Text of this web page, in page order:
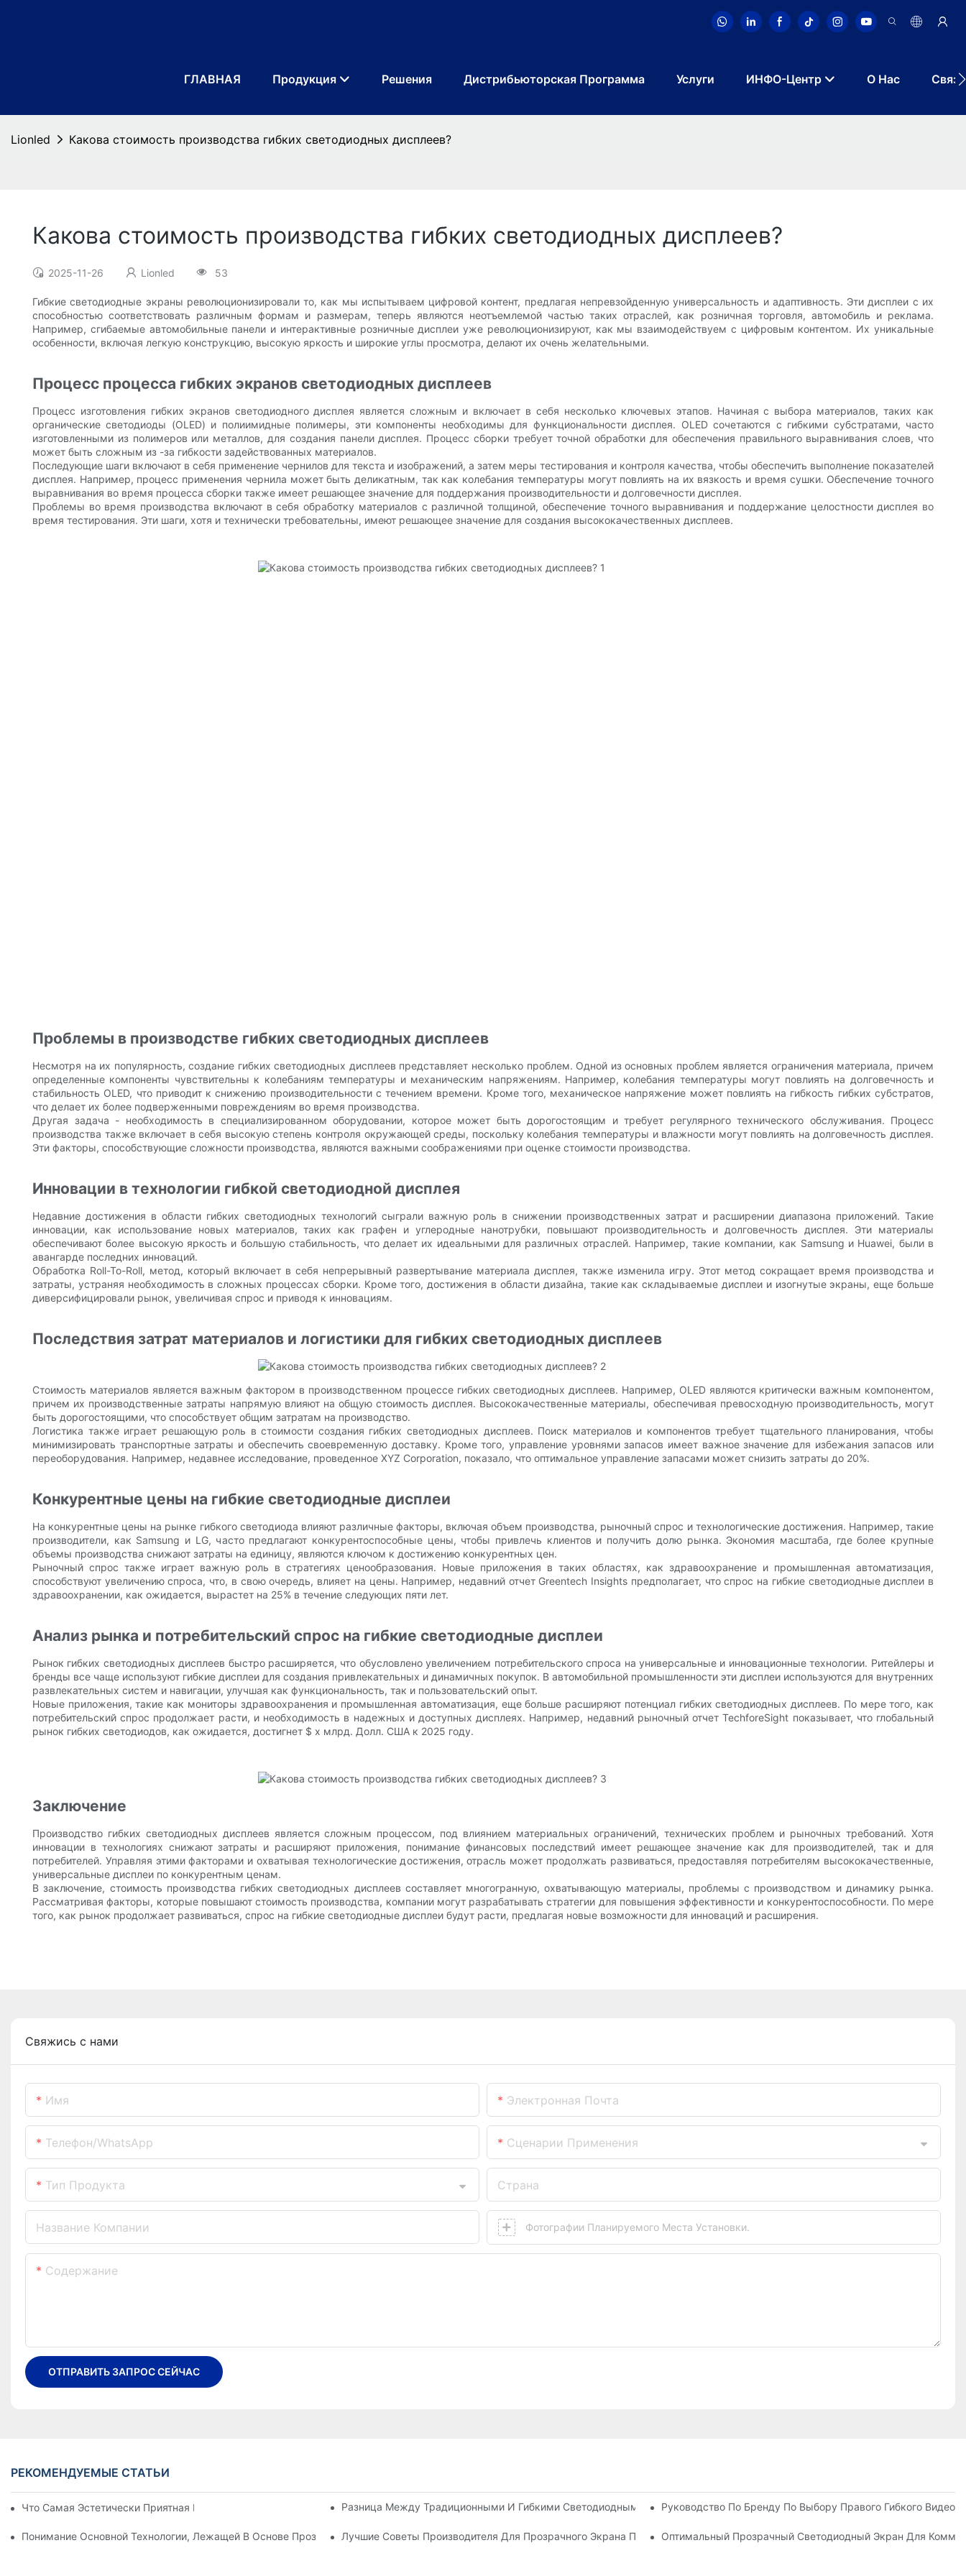
ГЛАВНАЯ Продукция Решения Дистрибьюторская Программа Услуги ИНФО-Центр О Нас
Lionled Какова стоимость производства гибких светодиодных дисплеев?
Какова стоимость производства гибких светодиодных дисплеев?
2025-11-26 Lionled 53
Гибкие светодиодные экраны революционизировали то, как мы испытываем цифровой контент, предлагая непревзойденную универсальность и адаптивность. Эти дисплеи с их
способностью соответствовать различным формам и размерам, теперь являются неотъемлемой частью таких отраслей, как розничная торговля, автомобиль и реклама.
Например, сгибаемые автомобильные панели и интерактивные розничные дисплеи уже революционизируют, как мы взаимодействуем с цифровым контентом. Их уникальные
особенности, включая легкую конструкцию, высокую яркость и широкие углы просмотра, делают их очень желательными.
Процесс процесса гибких экранов светодиодных дисплеев
Процесс изготовления гибких экранов светодиодного дисплея является сложным и включает в себя несколько ключевых этапов. Начиная с выбора материалов, таких как
органические светодиоды (OLED) и полиимидные полимеры, эти компоненты необходимы для функциональности дисплея. OLED сочетаются с гибкими субстратами, часто
изготовленными из полимеров или металлов, для создания панели дисплея. Процесс сборки требует точной обработки для обеспечения правильного выравнивания слоев, что
может быть сложным из -за гибкости задействованных материалов.
Последующие шаги включают в себя применение чернилов для текста и изображений, а затем меры тестирования и контроля качества, чтобы обеспечить выполнение показателей
дисплея. Например, процесс применения чернила может быть деликатным, так как колебания температуры могут повлиять на их вязкость и время сушки. Обеспечение точного
выравнивания во время процесса сборки также имеет решающее значение для поддержания производительности и долговечности дисплея.
Проблемы во время производства включают в себя обработку материалов с различной толщиной, обеспечение точного выравнивания и поддержание целостности дисплея во
время тестирования. Эти шаги, хотя и технически требовательны, имеют решающее значение для создания высококачественных дисплеев.
Проблемы в производстве гибких светодиодных дисплеев
Несмотря на их популярность, создание гибких светодиодных дисплеев представляет несколько проблем. Одной из основных проблем является ограничения материала, причем
определенные компоненты чувствительны к колебаниям температуры и механическим напряжениям. Например, колебания температуры могут повлиять на долговечность и
стабильность OLED, что приводит к снижению производительности с течением времени. Кроме того, механическое напряжение может повлиять на гибкость гибких субстратов,
что делает их более подверженными повреждениям во время производства.
Другая задача - необходимость в специализированном оборудовании, которое может быть дорогостоящим и требует регулярного технического обслуживания. Процесс
производства также включает в себя высокую степень контроля окружающей среды, поскольку колебания температуры и влажности могут повлиять на долговечность дисплея.
Эти факторы, способствующие сложности производства, являются важными соображениями при оценке стоимости производства.
Инновации в технологии гибкой светодиодной дисплея
Недавние достижения в области гибких светодиодных технологий сыграли важную роль в снижении производственных затрат и расширении диапазона приложений. Такие
инновации, как использование новых материалов, таких как графен и углеродные нанотрубки, повышают производительность и долговечность дисплея. Эти материалы
обеспечивают более высокую яркость и большую стабильность, что делает их идеальными для различных отраслей. Например, такие компании, как Samsung и Huawei, были в
авангарде последних инноваций.
Обработка Roll-To-Roll, метод, который включает в себя непрерывный развертывание материала дисплея, также изменила игру. Этот метод сокращает время производства и
затраты, устраняя необходимость в сложных процессах сборки. Кроме того, достижения в области дизайна, такие как складываемые дисплеи и изогнутые экраны, еще больше
диверсифицировали рынок, увеличивая спрос и приводя к инновациям.
Последствия затрат материалов и логистики для гибких светодиодных дисплеев
Стоимость материалов является важным фактором в производственном процессе гибких светодиодных дисплеев. Например, OLED являются критически важным компонентом,
причем их производственные затраты напрямую влияют на общую стоимость дисплея. Высококачественные материалы, обеспечивая превосходную производительность, могут
быть дорогостоящими, что способствует общим затратам на производство.
Логистика также играет решающую роль в стоимости создания гибких светодиодных дисплеев. Поиск материалов и компонентов требует тщательного планирования, чтобы
минимизировать транспортные затраты и обеспечить своевременную доставку. Кроме того, управление уровнями запасов имеет важное значение для избежания запасов или
переоборудования. Например, недавнее исследование, проведенное XYZ Corporation, показало, что оптимальное управление запасами может снизить затраты до 20%.
Конкурентные цены на гибкие светодиодные дисплеи
На конкурентные цены на рынке гибкого светодиода влияют различные факторы, включая объем производства, рыночный спрос и технологические достижения. Например, такие
производители, как Samsung и LG, часто предлагают конкурентоспособные цены, чтобы привлечь клиентов и получить долю рынка. Экономия масштаба, где более крупные
объемы производства снижают затраты на единицу, являются ключом к достижению конкурентных цен.
Рыночный спрос также играет важную роль в стратегиях ценообразования. Новые приложения в таких областях, как здравоохранение и промышленная автоматизация,
способствуют увеличению спроса, что, в свою очередь, влияет на цены. Например, недавний отчет Greentech Insights предполагает, что спрос на гибкие светодиодные дисплеи в
здравоохранении, как ожидается, вырастет на 25% в течение следующих пяти лет.
Анализ рынка и потребительский спрос на гибкие светодиодные дисплеи
Рынок гибких светодиодных дисплеев быстро расширяется, что обусловлено увеличением потребительского спроса на универсальные и инновационные технологии. Ритейлеры и
бренды все чаще используют гибкие дисплеи для создания привлекательных и динамичных покупок. В автомобильной промышленности эти дисплеи используются для внутренних
развлекательных систем и навигации, улучшая как функциональность, так и пользовательский опыт.
Новые приложения, такие как мониторы здравоохранения и промышленная автоматизация, еще больше расширяют потенциал гибких светодиодных дисплеев. По мере того, как
потребительский спрос продолжает расти, и необходимость в надежных и доступных дисплеях. Например, недавний рыночный отчет TechforeSight показывает, что глобальный
рынок гибких светодиодов, как ожидается, достигнет $ x млрд. Долл. США к 2025 году.
Заключение
Производство гибких светодиодных дисплеев является сложным процессом, под влиянием материальных ограничений, технических проблем и рыночных требований. Хотя
инновации в технологиях снижают затраты и расширяют приложения, понимание финансовых последствий имеет решающее значение как для производителей, так и для
потребителей. Управляя этими факторами и охватывая технологические достижения, отрасль может продолжать развиваться, предоставляя потребителям высококачественные,
универсальные дисплеи по конкурентным ценам.
В заключение, стоимость производства гибких светодиодных дисплеев составляет многогранную, охватывающую материалы, проблемы с производством и динамику рынка.
Рассматривая факторы, которые повышают стоимость производства, компании могут разрабатывать стратегии для повышения эффективности и конкурентоспособности. По мере
того, как рынок продолжает развиваться, спрос на гибкие светодиодные дисплеи будут расти, предлагая новые возможности для инноваций и расширения.
Свяжись с нами
Имя Электронная Почта
Телефон/WhatsApp Сценарии Применения
Тип Продукта Страна
Название Компании Фотографии Планируемого Места Установки.
Содержание
ОТПРАВИТЬ ЗАПРОС СЕЙЧАС
РЕКОМЕНДУЕМЫЕ СТАТЬИ
Что Самая Эстетически Приятная Гибкая Светодиодная Стена Экрана?Разница Между Традиционными И Гибкими Светодиодными Видео СтенамиРуководство По Бренду По Выбору Правого Гибкого
Понимание Основной Технологии, Лежащей В Основе Прозрачного Экрана Светодиодного ДисплеяЛучшие Советы Производителя Для Прозрачного Экрана Пленки СветодиодаОптимальный Прозрачный Светодиодный Экран Для